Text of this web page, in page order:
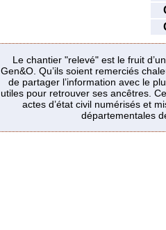
Le chantier "relevé" est le fruit
Gen&O. Qu’ils soient remerciés
de partager l’information avec le
utiles pour retrouver ses ancêtres.
actes d’état civil numérisés et
départementales